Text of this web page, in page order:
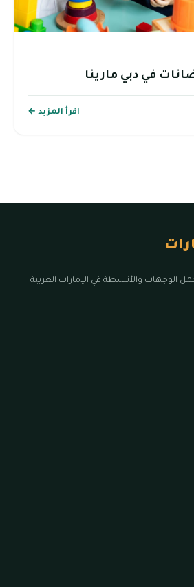
في دبي مارينا
اقرأ المزيد ←
الوجهات والأنشطة في الإمارات العربية